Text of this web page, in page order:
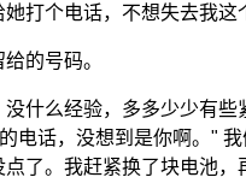
打个电话，不想失去我这
的号码。
什么经验，多多少少有
话，没想到是你啊。"
了。我赶紧换了块电池